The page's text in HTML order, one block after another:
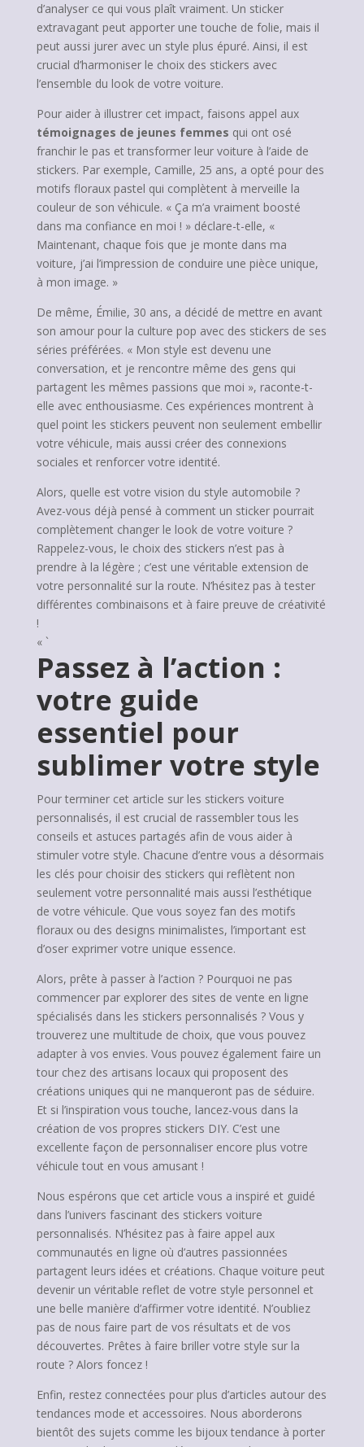
d’analyser ce qui vous plaît vraiment. Un sticker
extravagant peut apporter une touche de folie, mais il
peut aussi jurer avec un style plus épuré. Ainsi, il est
crucial d’harmoniser le choix des stickers avec
l’ensemble du look de votre voiture.
Pour aider à illustrer cet impact, faisons appel aux
témoignages de jeunes femmes qui ont osé
franchir le pas et transformer leur voiture à l’aide de
stickers. Par exemple, Camille, 25 ans, a opté pour des
motifs floraux pastel qui complètent à merveille la
couleur de son véhicule. « Ça m’a vraiment boosté
dans ma confiance en moi ! » déclare-t-elle, «
Maintenant, chaque fois que je monte dans ma
voiture, j’ai l’impression de conduire une pièce unique,
à mon image. »
De même, Émilie, 30 ans, a décidé de mettre en avant
son amour pour la culture pop avec des stickers de ses
séries préférées. « Mon style est devenu une
conversation, et je rencontre même des gens qui
partagent les mêmes passions que moi », raconte-t-
elle avec enthousiasme. Ces expériences montrent à
quel point les stickers peuvent non seulement embellir
votre véhicule, mais aussi créer des connexions
sociales et renforcer votre identité.
Alors, quelle est votre vision du style automobile ?
Avez-vous déjà pensé à comment un sticker pourrait
complètement changer le look de votre voiture ?
Rappelez-vous, le choix des stickers n’est pas à
prendre à la légère ; c’est une véritable extension de
votre personnalité sur la route. N’hésitez pas à tester
différentes combinaisons et à faire preuve de créativité
!
« `
Passez à l’action :
votre guide
essentiel pour
sublimer votre style
Pour terminer cet article sur les stickers voiture
personnalisés, il est crucial de rassembler tous les
conseils et astuces partagés afin de vous aider à
stimuler votre style. Chacune d’entre vous a désormais
les clés pour choisir des stickers qui reflètent non
seulement votre personnalité mais aussi l’esthétique
de votre véhicule. Que vous soyez fan des motifs
floraux ou des designs minimalistes, l’important est
d’oser exprimer votre unique essence.
Alors, prête à passer à l’action ? Pourquoi ne pas
commencer par explorer des sites de vente en ligne
spécialisés dans les stickers personnalisés ? Vous y
trouverez une multitude de choix, que vous pouvez
adapter à vos envies. Vous pouvez également faire un
tour chez des artisans locaux qui proposent des
créations uniques qui ne manqueront pas de séduire.
Et si l’inspiration vous touche, lancez-vous dans la
création de vos propres stickers DIY. C’est une
excellente façon de personnaliser encore plus votre
véhicule tout en vous amusant !
Nous espérons que cet article vous a inspiré et guidé
dans l’univers fascinant des stickers voiture
personnalisés. N’hésitez pas à faire appel aux
communautés en ligne où d’autres passionnées
partagent leurs idées et créations. Chaque voiture peut
devenir un véritable reflet de votre style personnel et
une belle manière d’affirmer votre identité. N’oubliez
pas de nous faire part de vos résultats et de vos
découvertes. Prêtes à faire briller votre style sur la
route ? Alors foncez !
Enfin, restez connectées pour plus d’articles autour des
tendances mode et accessoires. Nous aborderons
bientôt des sujets comme les bijoux tendance à porter